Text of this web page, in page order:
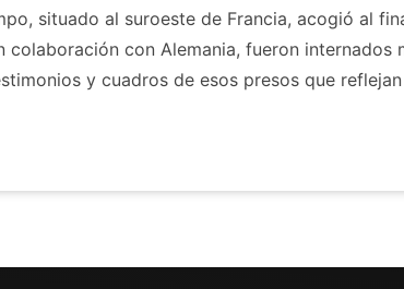
situado al suroeste de Francia, acogió al
colaboración con Alemania, fueron
y cuadros de esos presos que